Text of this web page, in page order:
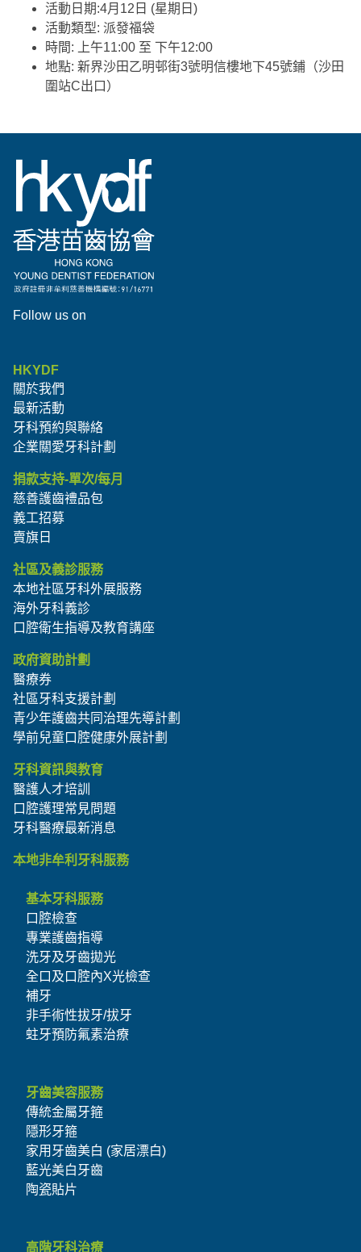
活動日期:4月12日 (星期日)
活動類型: 派發福袋
時間: 上午11:00 至 下午12:00
地點: 新界沙田乙明邨街3號明信樓地下45號鋪（沙田
圍站C出口）
Follow us on
HKYDF
關於我們
最新活動
牙科預約與聯絡
企業關愛牙科計劃
捐款支持-單次/每月
慈善護齒禮品包
義工招募
賣旗日
社區及義診服務
本地社區牙科外展服務
海外牙科義診
口腔衛生指導及教育講座
政府資助計劃
醫療券
社區牙科支援計劃
青少年護齒共同治理先導計劃
學前兒童口腔健康外展計劃
牙科資訊與教育
醫護人才培訓
口腔護理常見問題
牙科醫療最新消息
本地非牟利牙科服務
基本牙科服務
口腔檢查
專業護齒指導
洗牙及牙齒拋光
全口及口腔內X光檢查
補牙
非手術性拔牙/拔牙
蛀牙預防氟素治療
牙齒美容服務
傳統金屬牙箍
隱形牙箍
家用牙齒美白 (家居漂白)
藍光美白牙齒
陶瓷貼片
高階牙科治療